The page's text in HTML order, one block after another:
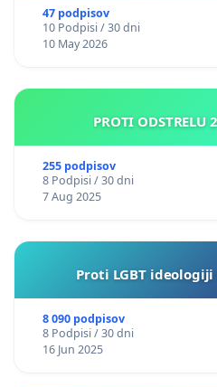
47 podpisov
10 Podpisi / 30 dni
10 May 2026
PROTI ODSTRELU
255 podpisov
8 Podpisi / 30 dni
7 Aug 2025
Proti LGBT
8 090 podpisov
8 Podpisi / 30 dni
16 Jun 2025